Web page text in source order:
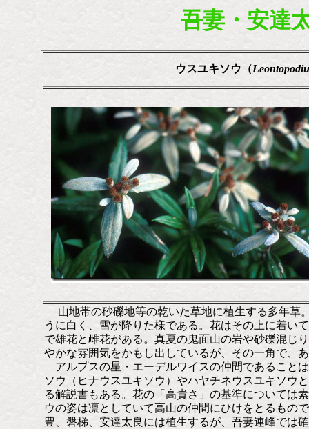
吾妻・安達
ウスユキソウ （
山地帯の砂礫地等の乾いた草地に植生する多年草
うに白く、雪が降りた様である。花はその上に着い
で雄花と雌花がある。真夏の鬼面山の岩や砂礫混じ
やかな雰囲気をかもし出しているが、その一角で、
アルプスの星・エーデルワイスの仲間であること
ソウ（ヒナウスユキソウ）やハヤチネウスユキソウ
る解説書もある。花の「高貴さ」の基準については
ウの姿は凛としていて高山の仲間にひけをとるもの
豊、磐梯、安達太良には植生するが、吾妻連峰では